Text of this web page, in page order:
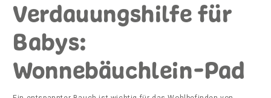
Verdauungshilfe für
Babys:
Wonnebäuchlein-Pad